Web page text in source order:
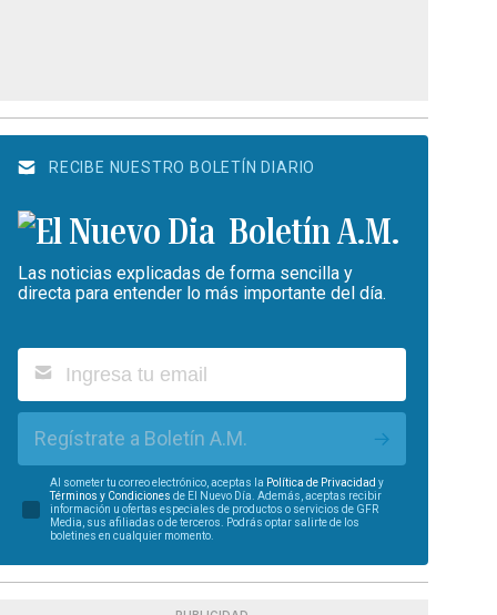
RECIBE NUESTRO BOLETÍN DIARIO
Boletín A.M.
Las noticias explicadas de forma sencilla y
directa para entender lo más importante del día.
Regístrate a Boletín A.M.
Al someter tu correo electrónico, aceptas la Política de Privacidad y
Términos y Condiciones de El Nuevo Día. Además, aceptas recibir
información u ofertas especiales de productos o servicios de GFR
Media, sus afiliadas o de terceros. Podrás optar salirte de los
boletines en cualquier momento.